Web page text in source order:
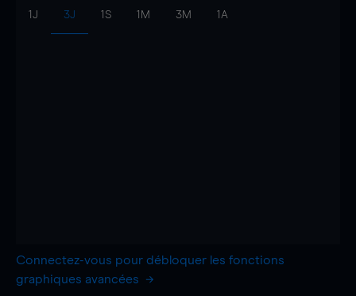
1J 3J 1S 1M 3M 1A
Connectez-vous pour débloquer les fonctions
graphiques avancées